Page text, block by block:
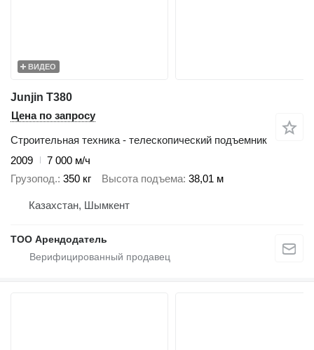
ВИДЕО
Junjin T380
Цена по запросу
Строительная техника - телескопический подъемник
2009
7 000 м/ч
Грузопод. 350 кг Высота подъема 38,01 м
Казахстан, Шымкент
ТОО Арендодатель